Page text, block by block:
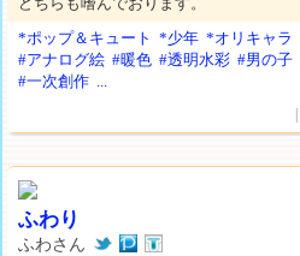
*ポップ＆キュート
*少年 *オリキャラ
#アナログ絵 #暖色 #透明水彩 #男の子
#一次創作 ...
ふわり
ふわさん